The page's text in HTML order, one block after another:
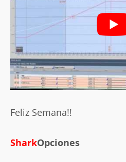
Feliz Semana!!
SharkOpciones